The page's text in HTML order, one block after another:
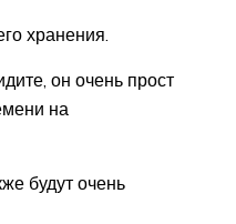
хранения.
он очень прост
на
будут очень